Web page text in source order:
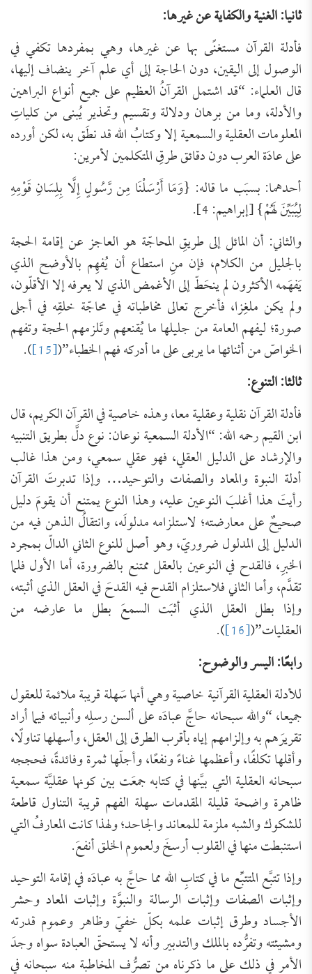
ثانيا: الغنية والكفاية عن غيرها:
فأدلة القرآن مستغنًى بها عن غيرها، وهي بمفردها تكفي في
الوصول إلى اليقين، دون الحاجة إلى أي علم آخر ينضاف إليها،
قال العلماء: “قد اشتمل القرآنُ العظيم على جميع أنواع البراهين
والأدلة، وما من برهان ودلالة وتقسيم وتحذير يُبنى من كلياتِ
المعلومات العقلية والسمعية إلا وكتابُ الله قد نطَق به، لكن أورده
على عادَة العرب دون دقائق طرقِ المتكلمين لأمرين:
أحدهما: بسبَب ما قاله: {وَمَا أَرْسَلْنَا مِن رَّسُولٍ إِلَّا بِلِسَانِ قَوْمِهِ
لِيُبَيِّنَ لَهُمْ} [إبراهيم: 4].
والثاني: أن المائل إلى طريقِ المحاجّة هو العاجز عن إقامة الحجة
بالجليل من الكلام، فإن منِ استطاع أن يُفهِم بالأوضح الذي
يَفهَمه الأكثرون لم ينحَطّ إلى الأغمض الذي لا يعرفه إلا الأقلّون،
ولم يكن ملغِزا، فأخرج تعالى مخاطباته في محاجّة خلقِه في أجلى
صورة؛ ليفهم العامة من جليلها ما يُقنعهم وتَلزمهم الحجة وتفهم
الخواصّ من أثنائها ما يربى على ما أدركه فهم الخطباء”([15]
).
ثالثا: التنوع:
فأدلة القرآن نقلية وعقلية معا، وهذه خاصية في القرآن الكريم، قال
ابن القيم رحمه الله: “الأدلة السمعية نوعان: نوع دلَّ بطريق التنبيه
والإرشاد على الدليل العقلي، فهو عقلي سمعي، ومن هذا غالب
أدلة النبوة والمعاد والصفات والتوحيد… وإذا تدبرتَ القرآن
رأيتَ هذا أغلبَ النوعين عليه، وهذا النوع يمتنع أن يقومَ دليل
صحيحٌ على معارضته؛ لاستلزامه مدلولَه، وانتقالُ الذهن فيه من
الدليل إلى المدلول ضروريّ، وهو أصل للنوع الثاني الدالّ بمجرد
الخبرِ، فالقدح في النوعين بالعقل ممتنع بالضرورة، أما الأول فلما
تقدَّم، وأما الثاني فلاستلزام القدح فيه القدحَ في العقل الذي أثبته،
وإذا بطل العقل الذي أثبَت السمعَ بطل ما عارضه من
العقليات”([16]
).
رابعًا: اليسر والوضوح:
للأدلة العقلية القرآنية خاصية وهي أنها سَهلة قريبة ملائمة للعقول
جميعا، “والله سبحانه حاجَّ عبادَه على ألسن رسلِه وأنبيائه فيما أراد
تقريرَهم به وإلزامهم إياه بأقرب الطرق إلى العقل، وأسهلها تناولًا،
وأقلها تكلفًا، وأعظمها غناءً ونفعًا، وأجلّها ثمرة وفائدةً، فحججه
سبحانه العقلية التي بيَّنها في كتابه جمعَت بين كونها عقليَّة سمعية
ظاهرة واضحة قليلة المقدمات سهلة الفهم قريبة التناول قاطعة
للشكوك والشبه ملزمة للمعاند والجاحد؛ ولهذا كانت المعارفُ التي
استنبطت منها في القلوب أرسخَ ولعموم الخلق أنفعَ.
وإذا تتبَّع المتتبِّع ما في كتابِ الله مما حاجَّ به عبادَه في إقامة التوحيد
وإثبات الصفات وإثبات الرسالة والنبوَّة وإثبات المعاد وحشر
الأجساد وطرق إثبات علمه بكلّ خفيّ وظاهر وعموم قدرته
ومشيئته وتفرُّده بالملك والتدبير وأنه لا يستحقّ العبادة سواه وجدَ
الأمر في ذلك على ما ذكرناه من تصرُّف المخاطبة منه سبحانه في